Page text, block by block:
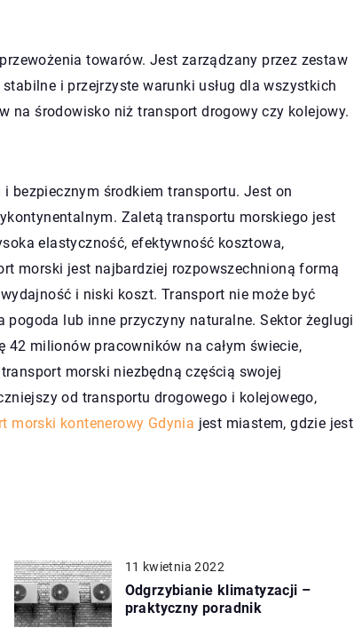
towarów. Jest zarządzany przez zestaw
i przejrzyste warunki usług dla wszystkich
na środowisko niż transport drogowy czy kolejowy.
bezpiecznym środkiem transportu. Jest on
Zaletą transportu morskiego jest
elastyczność, efektywność kosztowa,
morski jest najbardziej rozpowszechnioną formą
i niski koszt. Transport nie może być
pogoda lub inne przyczyny naturalne. Sektor żeglugi
milionów pracowników na całym świecie,
morski niezbędną częścią swojej
od transportu drogowego i kolejowego,
morski kontenerowy Gdynia jest miastem, gdzie jest
11 kwietnia 2022
Odgrzybianie klimatyzacji –
praktyczny poradnik